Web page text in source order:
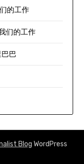
的工作
们的工作
巴
Blog WordPress